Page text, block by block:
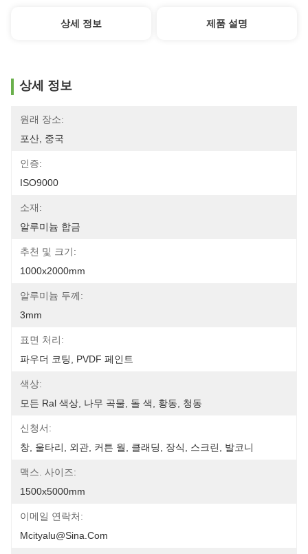
상세 정보 제품 설명
상세 정보
원래 장소:
포산, 중국
인증:
ISO9000
소재:
알루미늄 합금
추천 및 크기:
1000x2000mm
알루미늄 두께:
3mm
표면 처리:
파우더 코팅, PVDF 페인트
색상:
모든 Ral 색상, 나무 곡물, 돌 색, 황동, 청동
신청서:
창, 울타리, 외관, 커튼 월, 클래딩, 장식, 스크린, 발코니
맥스. 사이즈:
1500x5000mm
이메일 연락처:
Mcityalu@sina.com